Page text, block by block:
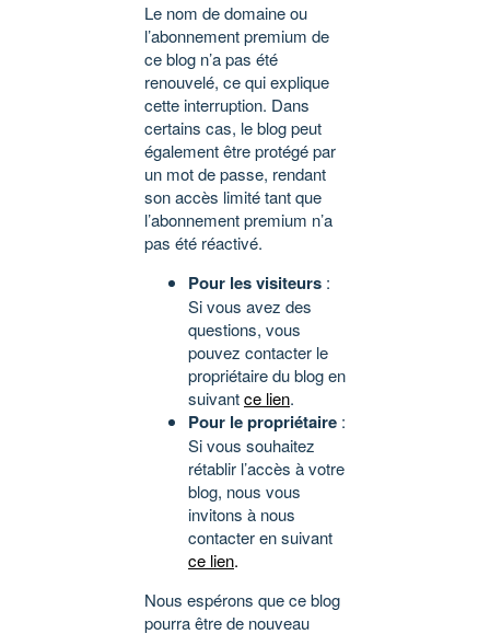
Le nom de domaine ou
l’abonnement premium de
ce blog n’a pas été
renouvelé, ce qui explique
cette interruption. Dans
certains cas, le blog peut
également être protégé par
un mot de passe, rendant
son accès limité tant que
l’abonnement premium n’a
pas été réactivé.
Pour les visiteurs :
Si vous avez des
questions, vous
pouvez contacter le
propriétaire du blog en
suivantce lien.
Pour le propriétaire :
Si vous souhaitez
rétablir l’accès à votre
blog, nous vous
invitons à nous
contacter en suivant
ce lien.
Nous espérons que ce blog
pourra être de nouveau